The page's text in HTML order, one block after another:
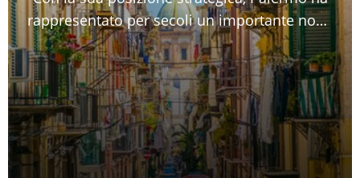
rappresentato per secoli un importante nodo
commerciale e culturale tra Occidente ed
Oriente.